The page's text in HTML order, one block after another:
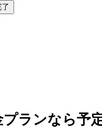
ランなら予